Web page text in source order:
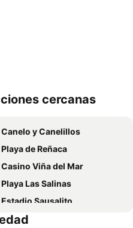
cercanas
Canelo y Canelillos
Playa de Reñaca
Casino Viña del Mar
Playa Las Salinas
Estadio Sausalito
Mall Marina Arauco